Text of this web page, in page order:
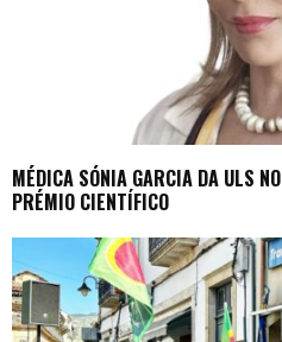
MÉDICA SÓNIA GARCIA DA ULS
PRÉMIO CIENTÍFICO